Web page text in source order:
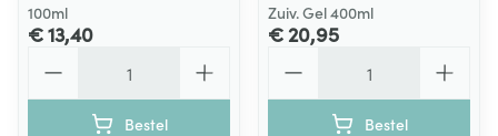
100ml
€ 13,40
Bestel
Zuiv. Gel 400ml
€ 20,95
Bestel